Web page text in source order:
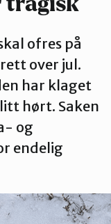
ofres på
over jul.
har klaget
hørt. Saken
og
endelig